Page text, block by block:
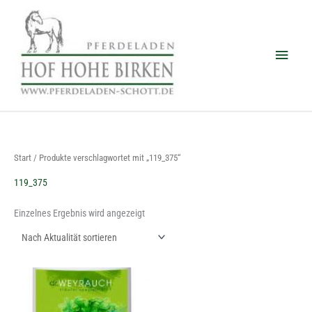
springen
Start / Produkte verschlagwortet mit „119_375“
119_375
Einzelnes Ergebnis wird angezeigt
Dieses
Produkt
weist